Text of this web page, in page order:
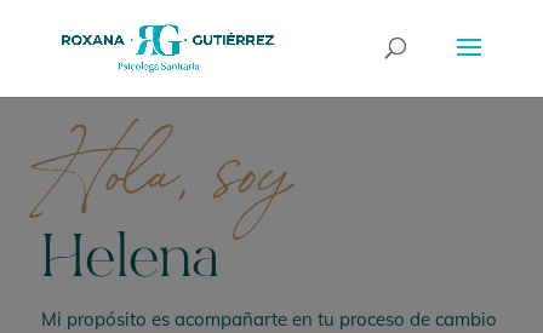
Hola, soy
Helena
Mi propósito es acompañarte en tu proceso de cambio